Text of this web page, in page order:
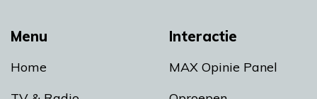
Menu
Home
Interactie
MAX Opinie Panel